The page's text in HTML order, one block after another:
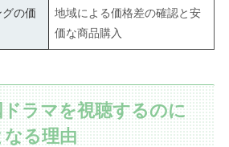
の価
地域による価格差の確認と安
価な商品購入
ラマを視聴するのに
る理由